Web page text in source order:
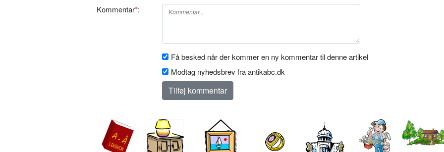
Kommentar*:
Få besked når der kommer en ny kommentar til denne artikel
Modtag nyhedsbrev fra antikabc.dk